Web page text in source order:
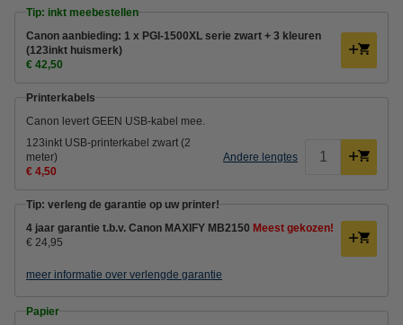
Tip: inkt meebestellen
Canon aanbieding: 1 x PGI-1500XL serie zwart + 3 kleuren
(123inkt huismerk)
€ 42,50
Printerkabels
Canon levert GEEN USB-kabel mee.
123inkt USB-printerkabel zwart (2
meter)
€ 4,50
Andere lengtes
Tip: verleng de garantie op uw printer!
4 jaar garantie t.b.v. Canon MAXIFY MB2150 Meest gekozen!
€ 24,95
meer informatie over verlengde garantie
Papier